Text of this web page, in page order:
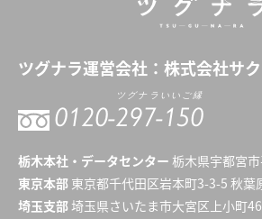
ツグナラ運営会社： 株式会社サ
0120-297-150
ツグナラいいご縁
栃木本社・データセンター 栃木県宇都宮
東京本部 東京都千代田区岩本町3-3-5 秋葉
埼玉支部 埼玉県さいたま市大宮区上小町